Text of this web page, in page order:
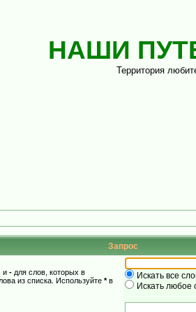
НАШИ
Территория
Запрос
и - для слов, которых в
из списка. Используйте *в
Искать все
Искать любое